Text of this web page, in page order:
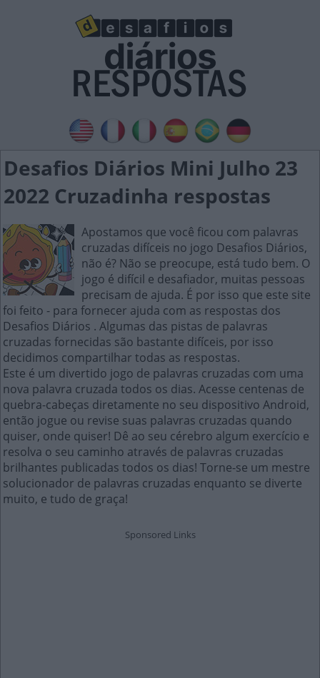
Desafios Diários Mini Julho 23
2022 Cruzadinha respostas
Apostamos que você ficou com palavras
cruzadas difíceis no jogo Desafios Diários,
não é? Não se preocupe, está tudo bem. O
jogo é difícil e desafiador, muitas pessoas
precisam de ajuda. É por isso que este site
foi feito - para fornecer ajuda com as respostas dos
Desafios Diários . Algumas das pistas de palavras
cruzadas fornecidas são bastante difíceis, por isso
decidimos compartilhar todas as respostas.
Este é um divertido jogo de palavras cruzadas com uma
nova palavra cruzada todos os dias. Acesse centenas de
quebra-cabeças diretamente no seu dispositivo Android,
então jogue ou revise suas palavras cruzadas quando
quiser, onde quiser! Dê ao seu cérebro algum exercício e
resolva o seu caminho através de palavras cruzadas
brilhantes publicadas todos os dias! Torne-se um mestre
solucionador de palavras cruzadas enquanto se diverte
muito, e tudo de graça!